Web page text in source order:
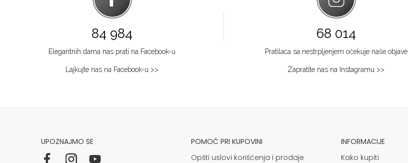
84 984
Elegantnih dama nas prati na Facebook-u
Lajkujte nas na Facebook-u >>
68 014
Pratilaca sa nestrpljenjem očekuje naše objave
Zapratite nas na Instagramu >>
UPOZNAJMO SE
POMOĆ PRI KUPOVINI
Opšti uslovi korišćenja i prodaje
INFORMACIJE
Kako kupiti